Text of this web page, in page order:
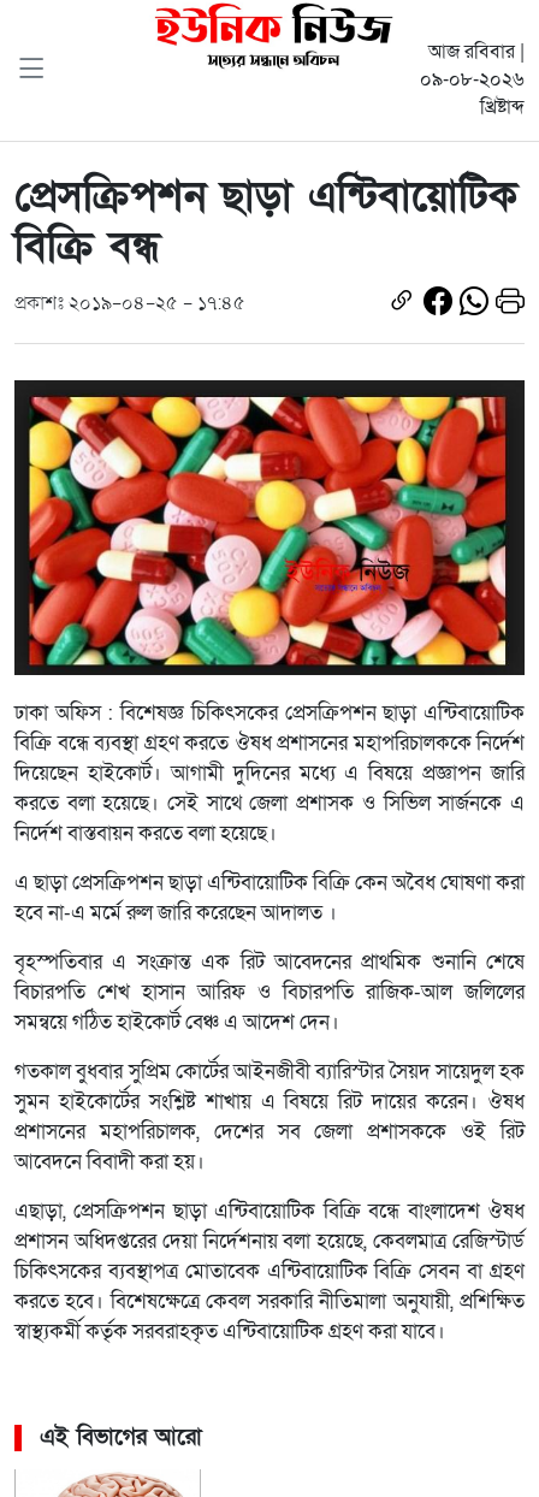
আজ রবিবার |
০৯-০৮-২০২৬
খ্রিষ্টাব্দ
প্রেসক্রিপশন ছাড়া এন্টিবায়োটিক
বিক্রি বন্ধ
প্রকাশঃ ২০১৯-০৪-২৫ - ১৭:৪৫
ঢাকা অফিস : বিশেষজ্ঞ চিকিৎসকের প্রেসক্রিপশন ছাড়া এন্টিবায়োটিক
বিক্রি বন্ধে ব্যবস্থা গ্রহণ করতে ঔষধ প্রশাসনের মহাপরিচালককে নির্দেশ
দিয়েছেন হাইকোর্ট। আগামী দুদিনের মধ্যে এ বিষয়ে প্রজ্ঞাপন জারি
করতে বলা হয়েছে। সেই সাথে জেলা প্রশাসক ও সিভিল সার্জনকে এ
নির্দেশ বাস্তবায়ন করতে বলা হয়েছে।
এ ছাড়া প্রেসক্রিপশন ছাড়া এন্টিবায়োটিক বিক্রি কেন অবৈধ ঘোষণা করা
হবে না-এ মর্মে রুল জারি করেছেন আদালত ।
বৃহস্পতিবার এ সংক্রান্ত এক রিট আবেদনের প্রাথমিক শুনানি শেষে
বিচারপতি শেখ হাসান আরিফ ও বিচারপতি রাজিক-আল জলিলের
সমন্বয়ে গঠিত হাইকোর্ট বেঞ্চ এ আদেশ দেন।
গতকাল বুধবার সুপ্রিম কোর্টের আইনজীবী ব্যারিস্টার সৈয়দ সায়েদুল হক
সুমন হাইকোর্টের সংশ্লিষ্ট শাখায় এ বিষয়ে রিট দায়ের করেন। ঔষধ
প্রশাসনের মহাপরিচালক, দেশের সব জেলা প্রশাসককে ওই রিট
আবেদনে বিবাদী করা হয়।
এছাড়া, প্রেসক্রিপশন ছাড়া এন্টিবায়োটিক বিক্রি বন্ধে বাংলাদেশ ঔষধ
প্রশাসন অধিদপ্তরের দেয়া নির্দেশনায় বলা হয়েছে, কেবলমাত্র রেজিস্টার্ড
চিকিৎসকের ব্যবস্থাপত্র মোতাবেক এন্টিবায়োটিক বিক্রি সেবন বা গ্রহণ
করতে হবে। বিশেষক্ষেত্রে কেবল সরকারি নীতিমালা অনুযায়ী, প্রশিক্ষিত
স্বাস্থ্যকর্মী কর্তৃক সরবরাহকৃত এন্টিবায়োটিক গ্রহণ করা যাবে।
এই বিভাগের আরো